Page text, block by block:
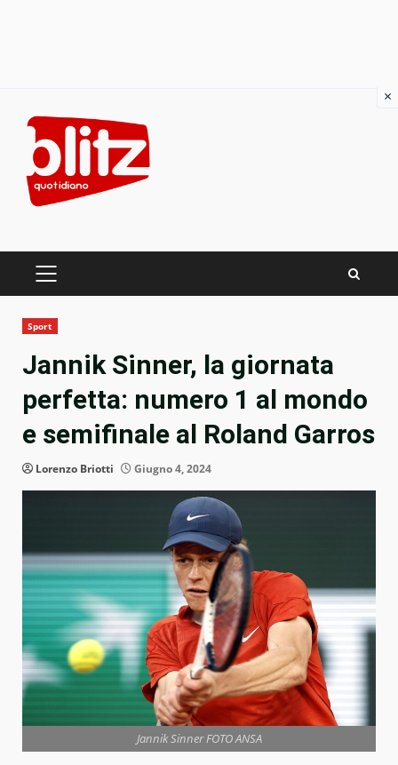
content
PRIMARY
Sport
Jannik Sinner, la giornata
perfetta: numero 1 al mondo
e semifinale al Roland Garros
Lorenzo Briotti Giugno 4, 2024
Jannik Sinner FOTO ANSA
×